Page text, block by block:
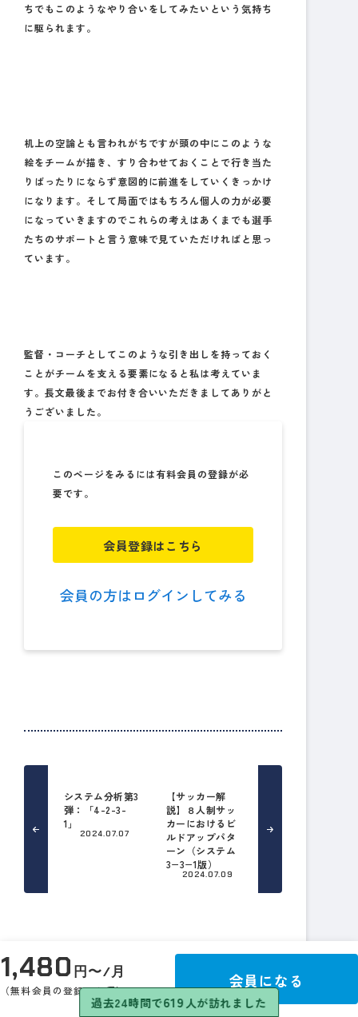
ちでもこのようなやり合いをしてみたいという気持ち
に駆られます。
机上の空論とも言われがちですが頭の中にこのような
絵をチームが描き、すり合わせておくことで行き当た
りばったりにならず意図的に前進をしていくきっかけ
になります。そして局面ではもちろん個人の力が必要
になっていきますのでこれらの考えはあくまでも選手
たちのサポートと言う意味で見ていただければと思っ
ています。
監督・コーチとしてこのような引き出しを持っておく
ことがチームを支える要素になると私は考えていま
す。長文最後までお付き合いいただきましてありがと
うございました。
このページをみるには有料会員の登録が必
要です。
会員登録はこちら
会員の方はログインしてみる
システム分析第3
弾：「4-2-3-
1」
2024.07.07
【サッカー解
説】８人制サッ
カーにおけるビ
ルドアップパタ
ーン（システム
3−3−1版）
2024.07.09
関連記事
1,480 円〜/月
（無料会員の登録が必須） 会員になる
過去24時間で619 人が訪れました